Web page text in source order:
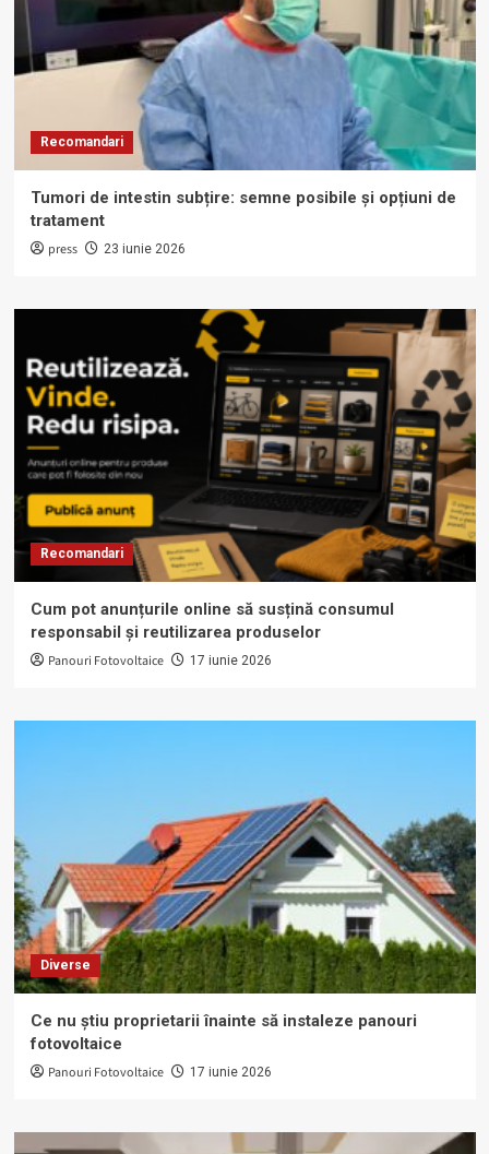
Recomandari
Tumori de intestin subțire: semne posibile și opțiuni de
tratament
press 23 iunie 2026
Recomandari
Cum pot anunțurile online să susțină consumul
responsabil și reutilizarea produselor
Panouri Fotovoltaice 17 iunie 2026
Diverse
Ce nu știu proprietarii înainte să instaleze panouri
fotovoltaice
Panouri Fotovoltaice 17 iunie 2026